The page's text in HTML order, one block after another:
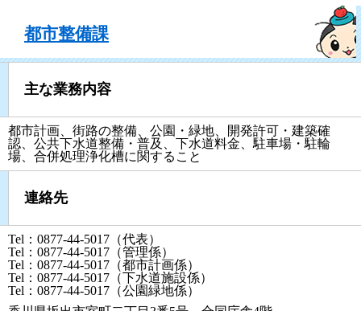
都市整備課
主な業務内容
都市計画、街路の整備、公園・緑地、開発許可・建築確
認、公共下水道整備・普及、下水道料金、駐車場・駐輪
場、合併処理浄化槽に関すること
連絡先
Tel：0877-44-5017（代表）
Tel：0877-44-5017（管理係）
Tel：0877-44-5017（都市計画係）
Tel：0877-44-5017（下水道施設係）
Tel：0877-44-5017（公園緑地係）